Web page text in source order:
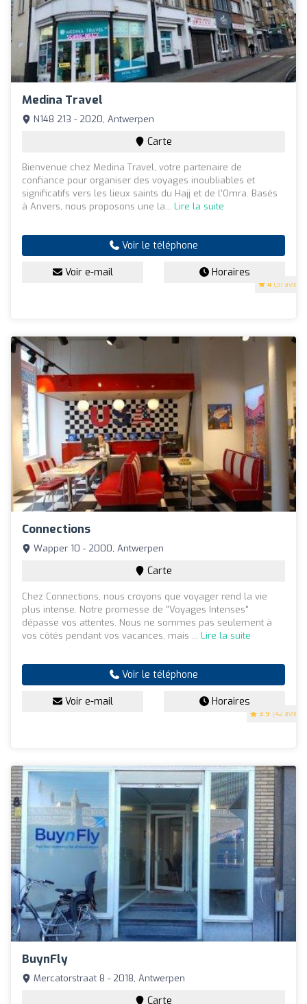
Medina Travel
4 (31 avis)
N148 213 - 2020, Antwerpen
Carte
Bienvenue chez Medina Travel, votre partenaire de
confiance pour organiser des voyages inoubliables et
significatifs vers les lieux saints du Hajj et de l'Omra. Basés
à Anvers, nous proposons une la... Lire la suite
Voir le téléphone
Voir e-mail Horaires
Connections
3.9 (42 avis)
Wapper 10 - 2000, Antwerpen
Carte
Chez Connections, nous croyons que voyager rend la vie
plus intense. Notre promesse de "Voyages Intenses"
dépasse vos attentes. Nous ne sommes pas seulement à
vos côtés pendant vos vacances, mais ... Lire la suite
Voir le téléphone
Voir e-mail Horaires
BuynFly
Mercatorstraat 8 - 2018, Antwerpen
Carte